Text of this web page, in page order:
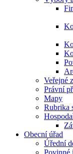
Veřejné
Právní
Mapy
Rubrika
Obecní úřad
Úřední
Povinné